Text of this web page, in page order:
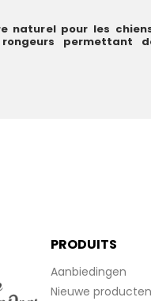
naturel pour les
permettant
PRODUITS
Aanbiedingen
Nieuwe producten